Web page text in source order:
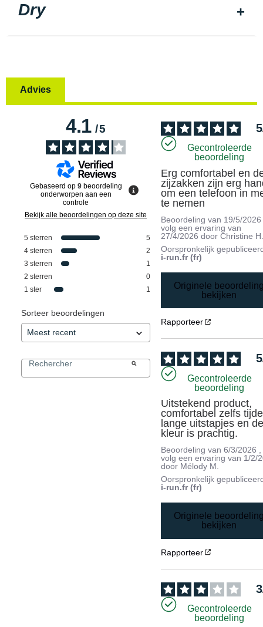
Dry
Advies
4.1/5
Gebaseerd op 9 beoordeling
onderworpen aan een
controle
Bekijk alle beoordelingen op deze site
5 sterren
5
4 sterren
2
3 sterren
1
2 sterren
0
1 ster 1
Sorteer beoordelingen
5
Gecontroleerde
beoordeling
Erg comfortabel en
zijzakken zijn erg
om een telefoon in
te nemen
Beoordeling van 19/5/2026
volg een ervaring van
27/4/2026 doorChristine
Oorspronkelijk
i-run.fr (fr)
Originele
bekijken
Rapporteer
5
Gecontroleerde
beoordeling
Uitstekend product,
comfortabel zelfs
lange uitstapjes en
kleur is prachtig.
Beoordeling van6/3/2026 ,
volg een ervaring van 1/2/
door Mélody M.
Oorspronkelijk
i-run.fr (fr)
Originele
bekijken
Rapporteer
3
Gecontroleerde
beoordeling